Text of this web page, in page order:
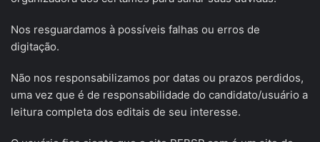
Nos resguardamos à possíveis falhas ou erros de
digitação.
Não nos responsabilizamos por datas ou prazos perdidos,
uma vez que é de responsabilidade do candidato/usuário a
leitura completa dos editais de seu interesse.